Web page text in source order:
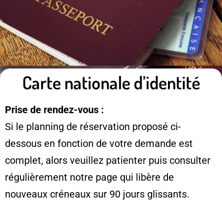
Carte nationale d’identité
Prise de rendez-vous :
Si le planning de réservation proposé ci-
dessous en fonction de votre demande est
complet, alors veuillez patienter puis consulter
régulièrement notre page qui libère de
nouveaux créneaux sur 90 jours glissants.